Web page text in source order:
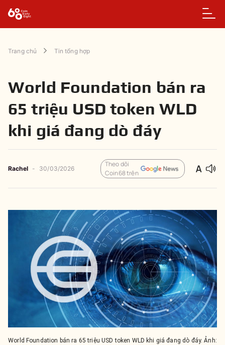
Trang chủ Tin tổng hợp
World Foundation bán ra
65 triệu USD token WLD
khi giá đang dò đáy
Rachel - 30/03/2026
Theo dõi
Coin68 trên
World Foundation bán ra 65 triệu USD token WLD khi giá đang dò đáy. Ảnh: